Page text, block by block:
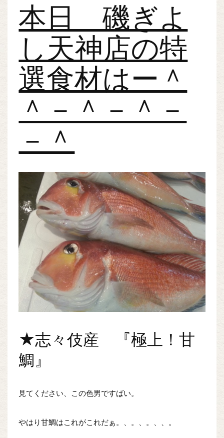
本日 磯ぎよ
し天神店の特
選食材はー＾
＾－＾－＾－
－＾
★志々伎産 『極上！甘
鯛』
見てください、この色男ですばい。
やはり甘鯛はこれがこれだぁ。、。、。、、。